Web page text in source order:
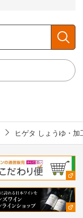
ヒゲタ しょうゆ・加